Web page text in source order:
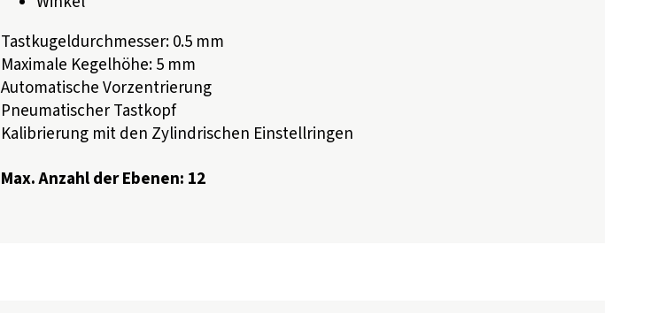
Tastkugeldurchmesser: 0.5 mm
Maximale Kegelhöhe: 5 mm
Automatische Vorzentrierung
Pneumatischer Tastkopf
Kalibrierung mit den Zylindrischen Einstellringen
Max. Anzahl der Ebenen: 12